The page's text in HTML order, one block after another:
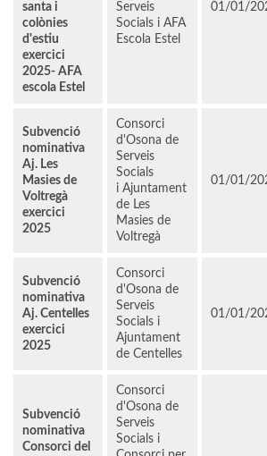
santa i
colònies
d'estiu
exercici
2025- AFA
escola Estel
Serveis
Socials i AFA
Escola Estel
01/01/
Subvenció
nominativa
Aj. Les
Masies de
Voltregà
exercici
2025
Consorci
d'Osona de
Serveis
Socials
i Ajuntament
de Les
Masies de
Voltregà
01/01/
Subvenció
nominativa
Aj. Centelles
exercici
2025
Consorci
d'Osona de
Serveis
Socials i
Ajuntament
de Centelles
01/01/
Subvenció
nominativa
Consorci del
Consorci
d'Osona de
Serveis
Socials i